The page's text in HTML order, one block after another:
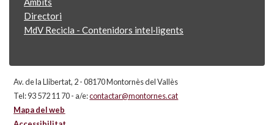
Directori
MdV Recicla - Contenidors intel·ligents
Av. de la Llibertat, 2 - 08170 Montornès del Vallès
Tel: 93 572 11 70 - a/e:contactar@montornes.cat
Mapa del web